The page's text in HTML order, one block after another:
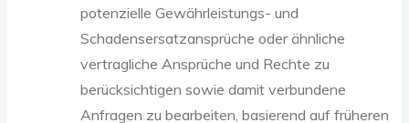
potenzielle Gewährleistungs- und
Schadensersatzansprüche oder ähnliche
vertragliche Ansprüche und Rechte zu
berücksichtigen sowie damit verbundene
Anfragen zu bearbeiten, basierend auf früheren